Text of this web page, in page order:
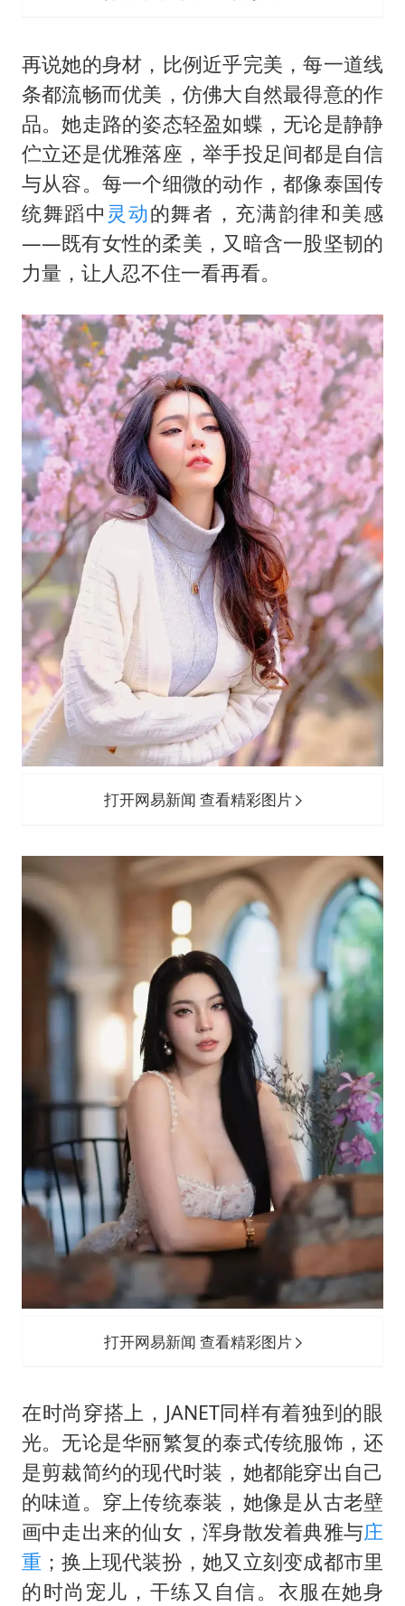
再说她的身材，比例近乎完美，每一道线
条都流畅而优美，仿佛大自然最得意的作
品。她走路的姿态轻盈如蝶，无论是静静
伫立还是优雅落座，举手投足间都是自信
与从容。每一个细微的动作，都像泰国传
统舞蹈中 灵动的舞者，充满韵律和美感
——既有女性的柔美，又暗含一股坚韧的
力量，让人忍不住一看再看。
打开网易新闻 查看精彩图片
打开网易新闻 查看精彩图片
在时尚穿搭上，JANET同样有着独到的眼
光。无论是华丽繁复的泰式传统服饰，还
是剪裁简约的现代时装，她都能穿出自己
的味道。穿上传统泰装，她像是从古老壁
画中走出来的仙女，浑身散发着典雅与庄
重 ；换上现代装扮，她又立刻变成都市里
的时尚宠儿，干练又自信。衣服在她身